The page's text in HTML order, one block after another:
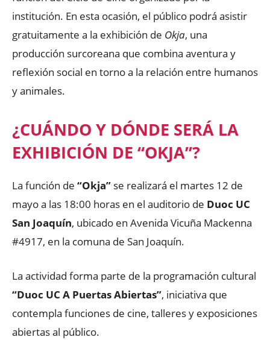
institución. En esta ocasión, el público podrá asistir
gratuitamente a la exhibición de Okja, una
producción surcoreana que combina aventura y
reflexión social en torno a la relación entre humanos
y animales.
¿CUÁNDO Y DÓNDE SERÁ LA
EXHIBICIÓN DE “OKJA”?
La función de “Okja” se realizará el martes 12 de
mayo a las 18:00 horas en el auditorio de Duoc UC
San Joaquín, ubicado en Avenida Vicuña Mackenna
#4917, en la comuna de San Joaquín.
La actividad forma parte de la programación cultural
“Duoc UC A Puertas Abiertas”, iniciativa que
contempla funciones de cine, talleres y exposiciones
abiertas al público.